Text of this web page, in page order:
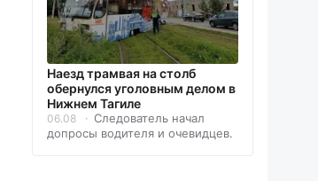
Наезд трамвая на столб
обернулся уголовным делом в
Нижнем Тагиле
06.08
Следователь начал
допросы водителя и очевидцев.